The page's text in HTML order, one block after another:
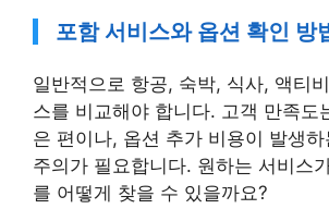
포함 서비스와 옵션 확인 방
일반적으로 항공, 숙박, 식사, 액티
스를 비교해야 합니다. 고객 만족도
은 편이나, 옵션 추가 비용이 발생
주의가 필요합니다. 원하는 서비스
를 어떻게 찾을 수 있을까요?